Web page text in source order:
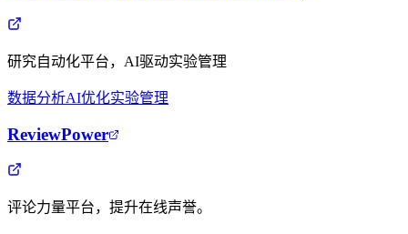
研究自动化平台，AI驱动实验管理
数据分析AI优化实验管理
ReviewPower
评论力量平台，提升在线声誉。